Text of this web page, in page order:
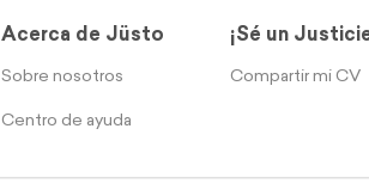
Acerca de Jüsto
Sobre nosotros
Centro de ayuda
¡Sé un
Compartir mi CV